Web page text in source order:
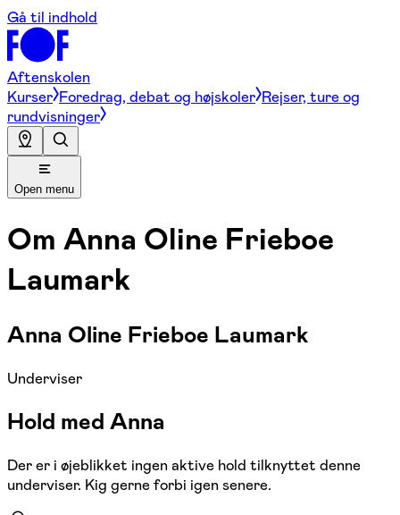
Gå til indhold
Aftenskolen
Kurser Foredrag, debat og højskoler Rejser, ture og
rundvisninger
Open menu
Om Anna Oline Frieboe
Laumark
Anna Oline Frieboe Laumark
Underviser
Hold med Anna
Der er i øjeblikket ingen aktive hold tilknyttet denne
underviser. Kig gerne forbi igen senere.